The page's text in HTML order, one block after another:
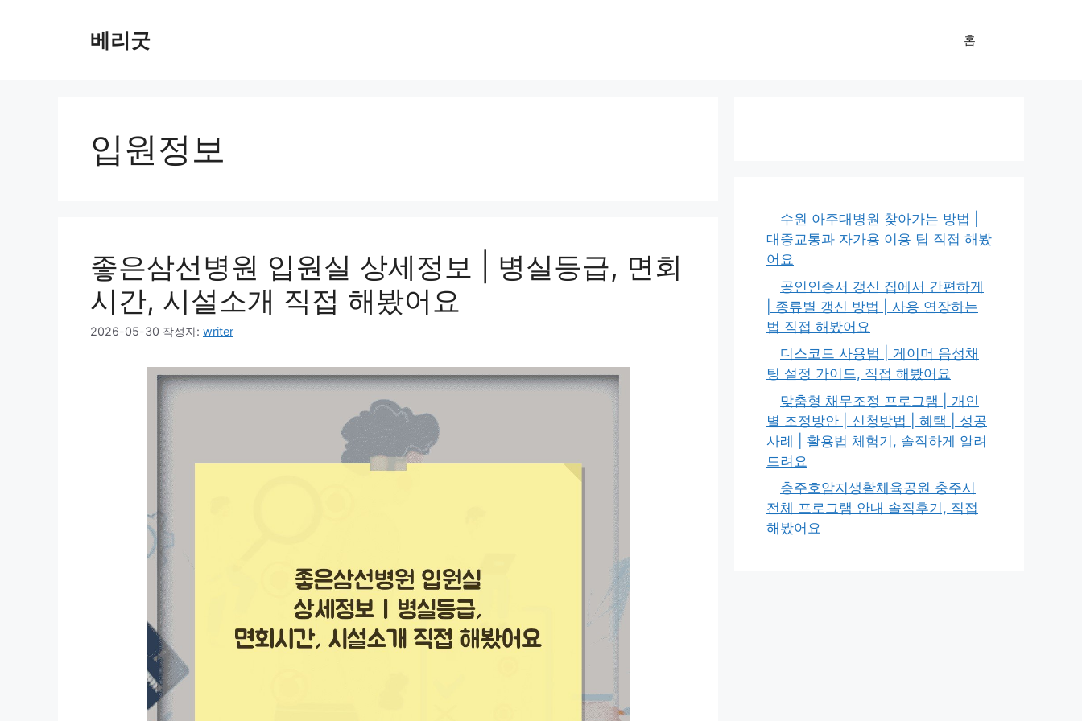
베리굿 홈
입원정보
좋은삼선병원 입원실 상세정보 | 병실등급, 면회
시간, 시설소개 직접 해봤어요
2026-05-30 작성자: writer
수원 아주대병원 찾아가는 방법 |
대중교통과 자가용 이용 팁 직접 해봤
어요
공인인증서 갱신 집에서 간편하게
| 종류별 갱신 방법 | 사용 연장하는
법 직접 해봤어요
디스코드 사용법 | 게이머 음성채
팅 설정 가이드, 직접 해봤어요
맞춤형 채무조정 프로그램 | 개인
별 조정방안 | 신청방법 | 혜택 | 성공
사례 | 활용법 체험기, 솔직하게 알려
드려요
충주호암지생활체육공원 충주시
전체 프로그램 안내 솔직후기, 직접
해봤어요